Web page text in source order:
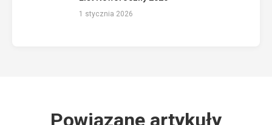
1 stycznia 2026
Powiązane artykuły